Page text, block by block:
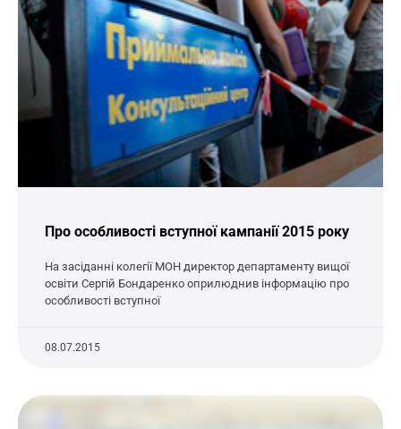
Про особливості вступної кампанії 2015 року
На засіданні колегії МОН директор департаменту вищої
освіти Сергій Бондаренко оприлюднив інформацію про
особливості вступної
08.07.2015